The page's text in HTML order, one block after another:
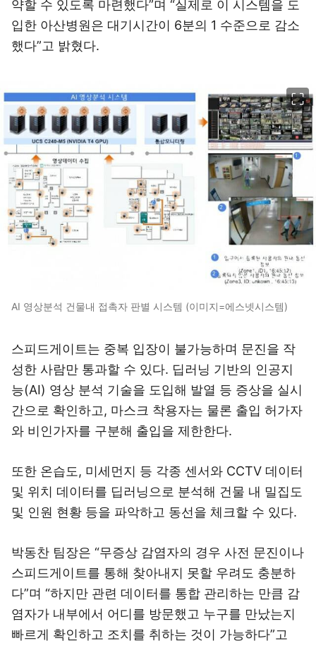
약할 수 있도록 마련했다”며 “실제로 이 시스템을 도
입한 아산병원은 대기시간이 6분의 1 수준으로 감소
했다”고 밝혔다.
AI 영상분석 건물내 접촉자 판별 시스템 (이미지=에스넷시스템)
스피드게이트는 중복 입장이 불가능하며 문진을 작
성한 사람만 통과할 수 있다. 딥러닝 기반의 인공지
능(AI) 영상 분석 기술을 도입해 발열 등 증상을 실시
간으로 확인하고, 마스크 착용자는 물론 출입 허가자
와 비인가자를 구분해 출입을 제한한다.
또한 온습도, 미세먼지 등 각종 센서와 CCTV 데이터
및 위치 데이터를 딥러닝으로 분석해 건물 내 밀집도
및 인원 현황 등을 파악하고 동선을 체크할 수 있다.
박동찬 팀장은 “무증상 감염자의 경우 사전 문진이나
스피드게이트를 통해 찾아내지 못할 우려도 충분하
다”며 “하지만 관련 데이터를 통합 관리하는 만큼 감
염자가 내부에서 어디를 방문했고 누구를 만났는지
빠르게 확인하고 조치를 취하는 것이 가능하다”고